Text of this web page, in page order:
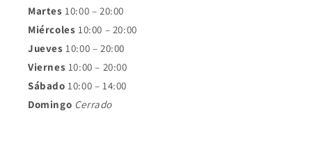
Martes 10:00 – 20:00
Miércoles 10:00 – 20:00
Jueves10:00 – 20:00
Viernes 10:00 – 20:00
Sábado 10:00 – 14:00
Domingo Cerrado